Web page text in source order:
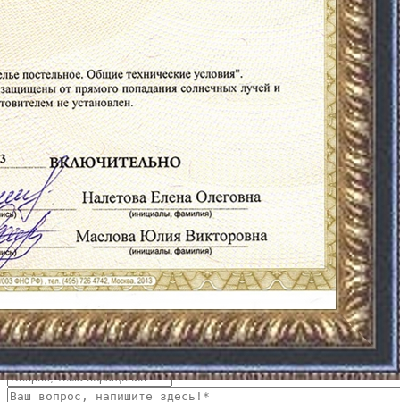
О магазине
Каталог
Размеры и ткани
Статьи
Карта сайта
Акции
Доставка и оплата
Обмен Возврат Отказ
Интернет-магазин stilkomforta.ru
Вы отправили свою просьбу! Мы Вам перезвоним!
Stilkomforta.ru интернет магазин, который на протяжении
многих лет делает все возможное для своих покупателей,
чтобы они смогли с головой окунуться в мир качественного
текстиля от европейских производителей. Мы предлагаем
только самое лучшее потому, что дорожим своей репутацией!
Интернет-магазин stilkomforta.ru